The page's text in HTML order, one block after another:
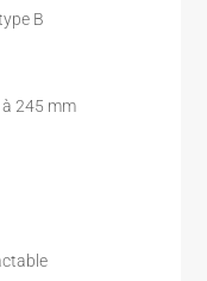
B
245 mm